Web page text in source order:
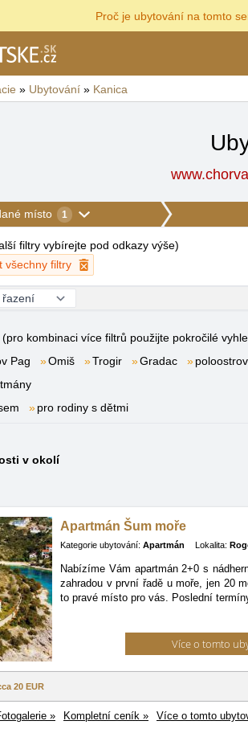
Proč je ubytování na tomto
» Ubytování » Kanica
místo 1
filtry vybírejte pod odkazy výše)
všechny filtry
(pro kombinaci více filtrů použijte pokročilé
Pag Omiš Trogir Gradac
pro rodiny s dětmi
v okolí
Apartmán Šum moře
Kategorie ubytování: Apartmán Lokalita:
Nabízíme Vám apartmán 2+0 s
zahradou v první řadě u moře, jen 20
to pravé místo pro vás. Poslední
Více o tomto
20 EUR
» Kompletní ceník » Více o tomto